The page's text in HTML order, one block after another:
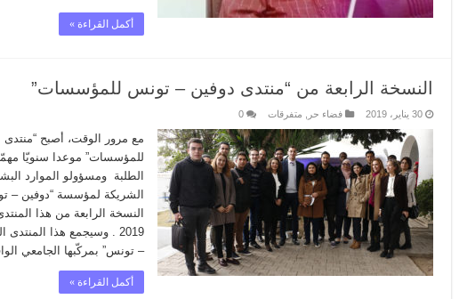
أكمل القراءة »
النسخة الرابعة من “منتدى دوفين – تونس للمؤسسات”
30 يناير، 2019 فضاء حر متفرقات 0
مع مرور الوقت، أصبح
للمؤسسات” موعدا سنويّا
الطلبة ومسؤولو الموارد
الشريكة لمؤسسة “دوفين –
2019 . وسيجمع هذا
– تونس” بمركّبها الجامعي
أكمل القراءة »